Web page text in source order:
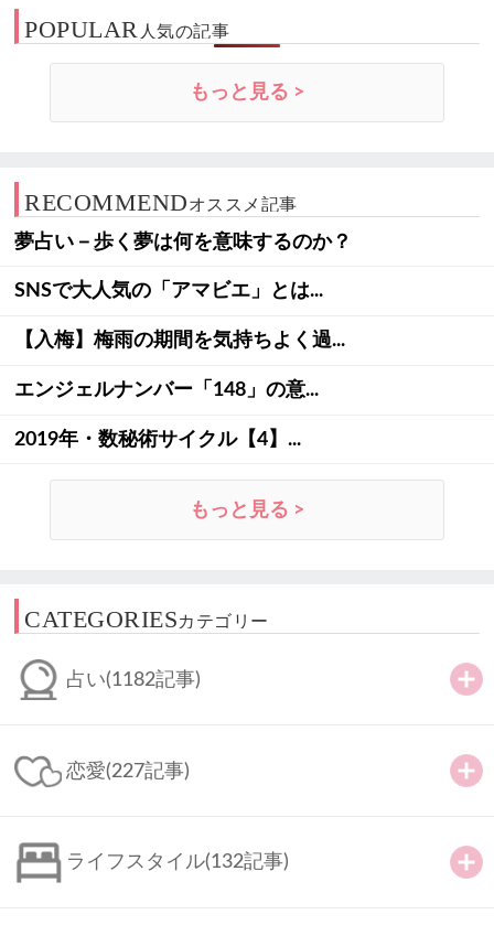
POPULAR 人気の記事
もっと見る >
RECOMMENDオススメ記事
夢占い－歩く夢は何を意味するのか？
SNSで大人気の「アマビエ」とは...
【入梅】梅雨の期間を気持ちよく過...
エンジェルナンバー「148」の意...
2019年・数秘術サイクル【4】...
もっと見る >
CATEGORIESカテゴリー
占い(1182記事)
恋愛(227記事)
ライフスタイル(132記事)